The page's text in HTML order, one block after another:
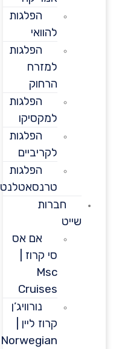
הפלגות
הפלגות
למזרח
הרחוק
הפלגות
למקסיקו
הפלגות
לקריביים
הפלגות
טרנסאטלנטיות
חברות
אם אס
סי קרוז |
Cruises
נורוויג’ן
קרוז ליין |
Norwegian